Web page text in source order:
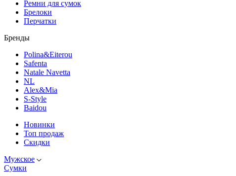
Ремни для сумок
Брелоки
Перчатки
Бренды
Polina&Eiterou
Safenta
Natale Navetta
NL
Alex&Mia
S-Style
Baidou
Новинки
Топ продаж
Скидки
Мужское
Сумки